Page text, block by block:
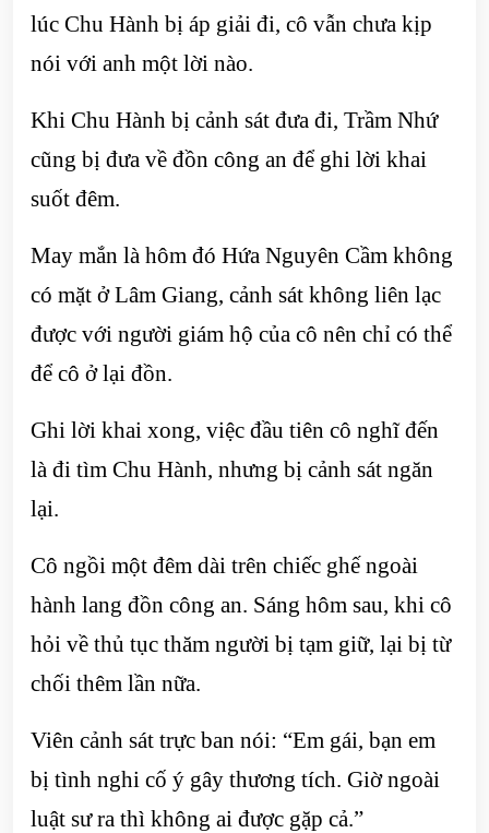
lúc Chu Hành bị áp giải đi, cô vẫn chưa kịp
nói với anh một lời nào.
Khi Chu Hành bị cảnh sát đưa đi, Trầm Nhứ
cũng bị đưa về đồn công an để ghi lời khai
suốt đêm.
May mắn là hôm đó Hứa Nguyên Cầm không
có mặt ở Lâm Giang, cảnh sát không liên lạc
được với người giám hộ của cô nên chỉ có thể
để cô ở lại đồn.
Ghi lời khai xong, việc đầu tiên cô nghĩ đến
là đi tìm Chu Hành, nhưng bị cảnh sát ngăn
lại.
Cô ngồi một đêm dài trên chiếc ghế ngoài
hành lang đồn công an. Sáng hôm sau, khi cô
hỏi về thủ tục thăm người bị tạm giữ, lại bị từ
chối thêm lần nữa.
Viên cảnh sát trực ban nói: “Em gái, bạn em
bị tình nghi cố ý gây thương tích. Giờ ngoài
luật sư ra thì không ai được gặp cả.”